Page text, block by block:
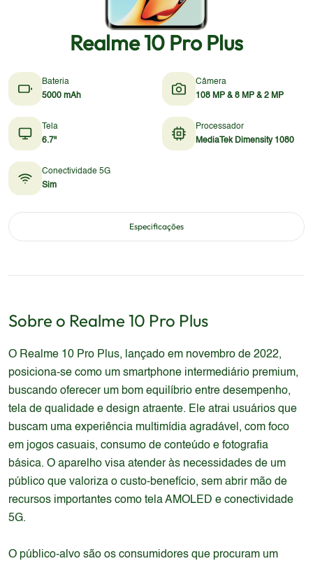
Realme 10 Pro Plus
Bateria
5000 mAh
Câmera
108 MP & 8 MP & 2 MP
Tela
6.7"
Processador
MediaTek Dimensity 1080
Conectividade 5G
Sim
Especificações
Sobre o Realme 10 Pro Plus
O Realme 10 Pro Plus, lançado em novembro de 2022,
posiciona-se como um smartphone intermediário premium,
buscando oferecer um bom equilíbrio entre desempenho,
tela de qualidade e design atraente. Ele atrai usuários que
buscam uma experiência multimídia agradável, com foco
em jogos casuais, consumo de conteúdo e fotografia
básica. O aparelho visa atender às necessidades de um
público que valoriza o custo-benefício, sem abrir mão de
recursos importantes como tela AMOLED e conectividade
5G.
O público-alvo são os consumidores que procuram um